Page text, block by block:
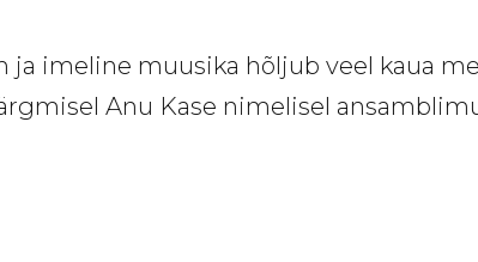
ja imeline muusika hõljub veel kaua
Anu Kase nimelisel